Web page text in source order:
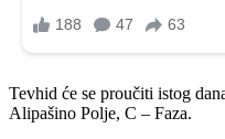
Tevhid će se proučiti istog
Alipašino Polje, C – Faza.